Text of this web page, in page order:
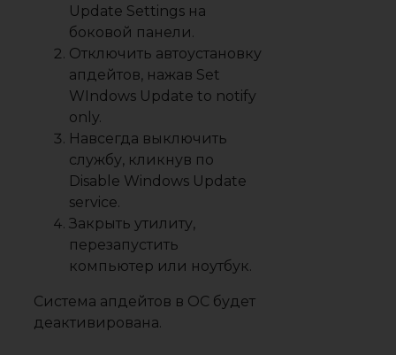
Update Settings на
боковой панели.
Отключить автоустановку
апдейтов, нажав Set
WIndows Update to notify
only.
Навсегда выключить
службу, кликнув по
Disable Windows Update
service.
Закрыть утилиту,
перезапустить
компьютер или ноутбук.
Система апдейтов в ОС будет
деактивирована.